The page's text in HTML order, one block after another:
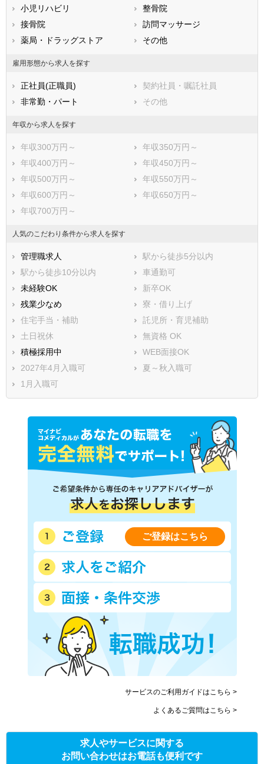
福岡県
熊本県
宮崎県
鹿児島県
小児リハビリ
整骨院
接骨院
訪問マッサージ
薬局・ドラッグストア
その他
雇用形態から求人を探す
正社員(正職員)
契約社員・嘱託社員
非常勤・パート
その他
年収から求人を探す
年収300万円～
年収350万円～
年収400万円～
年収450万円～
年収500万円～
年収550万円～
年収600万円～
年収650万円～
年収700万円～
人気のこだわり条件から求人を探す
管理職求人
駅から徒歩5分以内
駅から徒歩10分以内
車通勤可
未経験OK
新卒OK
残業少なめ
寮・借り上げ
住宅手当・補助
託児所・育児補助
土日祝休
無資格 OK
積極採用中
WEB面接OK
2027年4月入職可
夏～秋入職可
1月入職可
ご登録はこちら
サービスのご利用ガイドはこちら >
よくあるご質問はこちら >
求人やサービスに関する
お問い合わせはお電話も便利です